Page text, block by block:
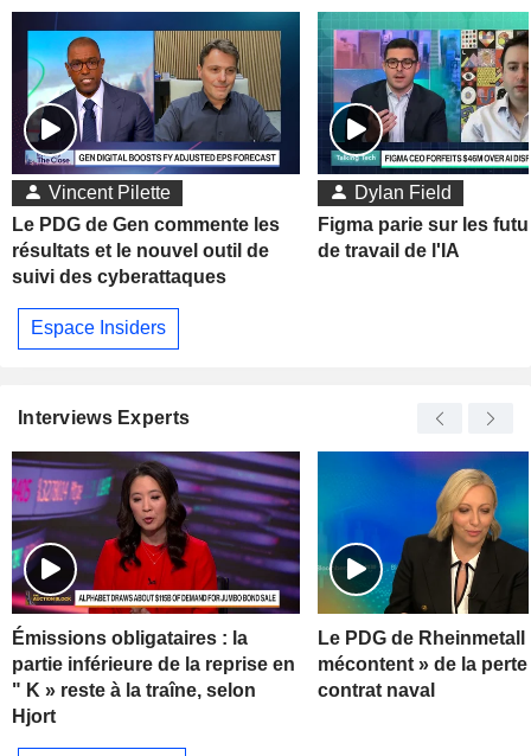
Vincent Pilette
Le PDG de Gen commente les
résultats et le nouvel outil de
suivi des cyberattaques
Dylan Field
Figma parie sur les
de travail de l'IA
Espace Insiders
Interviews Experts
Émissions obligataires : la
partie inférieure de la reprise en
" K » reste à la traîne, selon
Hjort
Le PDG de
mécontent » de la
contrat naval